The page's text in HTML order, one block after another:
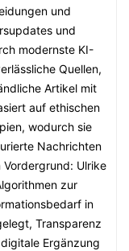
und
und
modernste KI-
Quellen,
Artikel mit
auf ethischen
wodurch sie
Nachrichten
Ulrike
zur
in
Transparenz
Ergänzung